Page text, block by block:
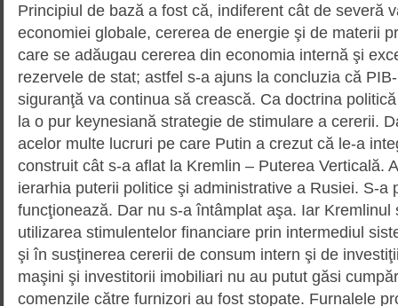
Principiul de bază a fost că, indiferent cât de severă
economiei globale, cererea de energie şi de materii
care se adăugau cererea din economia internă şi
rezervele de stat; astfel s-a ajuns la concluzia că
siguranţă va continua să crească. Ca doctrina
la o pur keynesiană strategie de stimulare a cererii.
acelor multe lucruri pe care Putin a crezut că le-a
construit cât s-a aflat la Kremlin – Puterea Verticală.
ierarhia puterii politice şi administrative a Rusiei. S-a
funcţionează. Dar nu s-a întâmplat aşa. Iar
utilizarea stimulentelor financiare prin intermediul
şi în susţinerea cererii de consum intern şi de
maşini şi investitorii imobiliari nu au putut găsi
comenzile către furnizori au fost stopate. Furnalele